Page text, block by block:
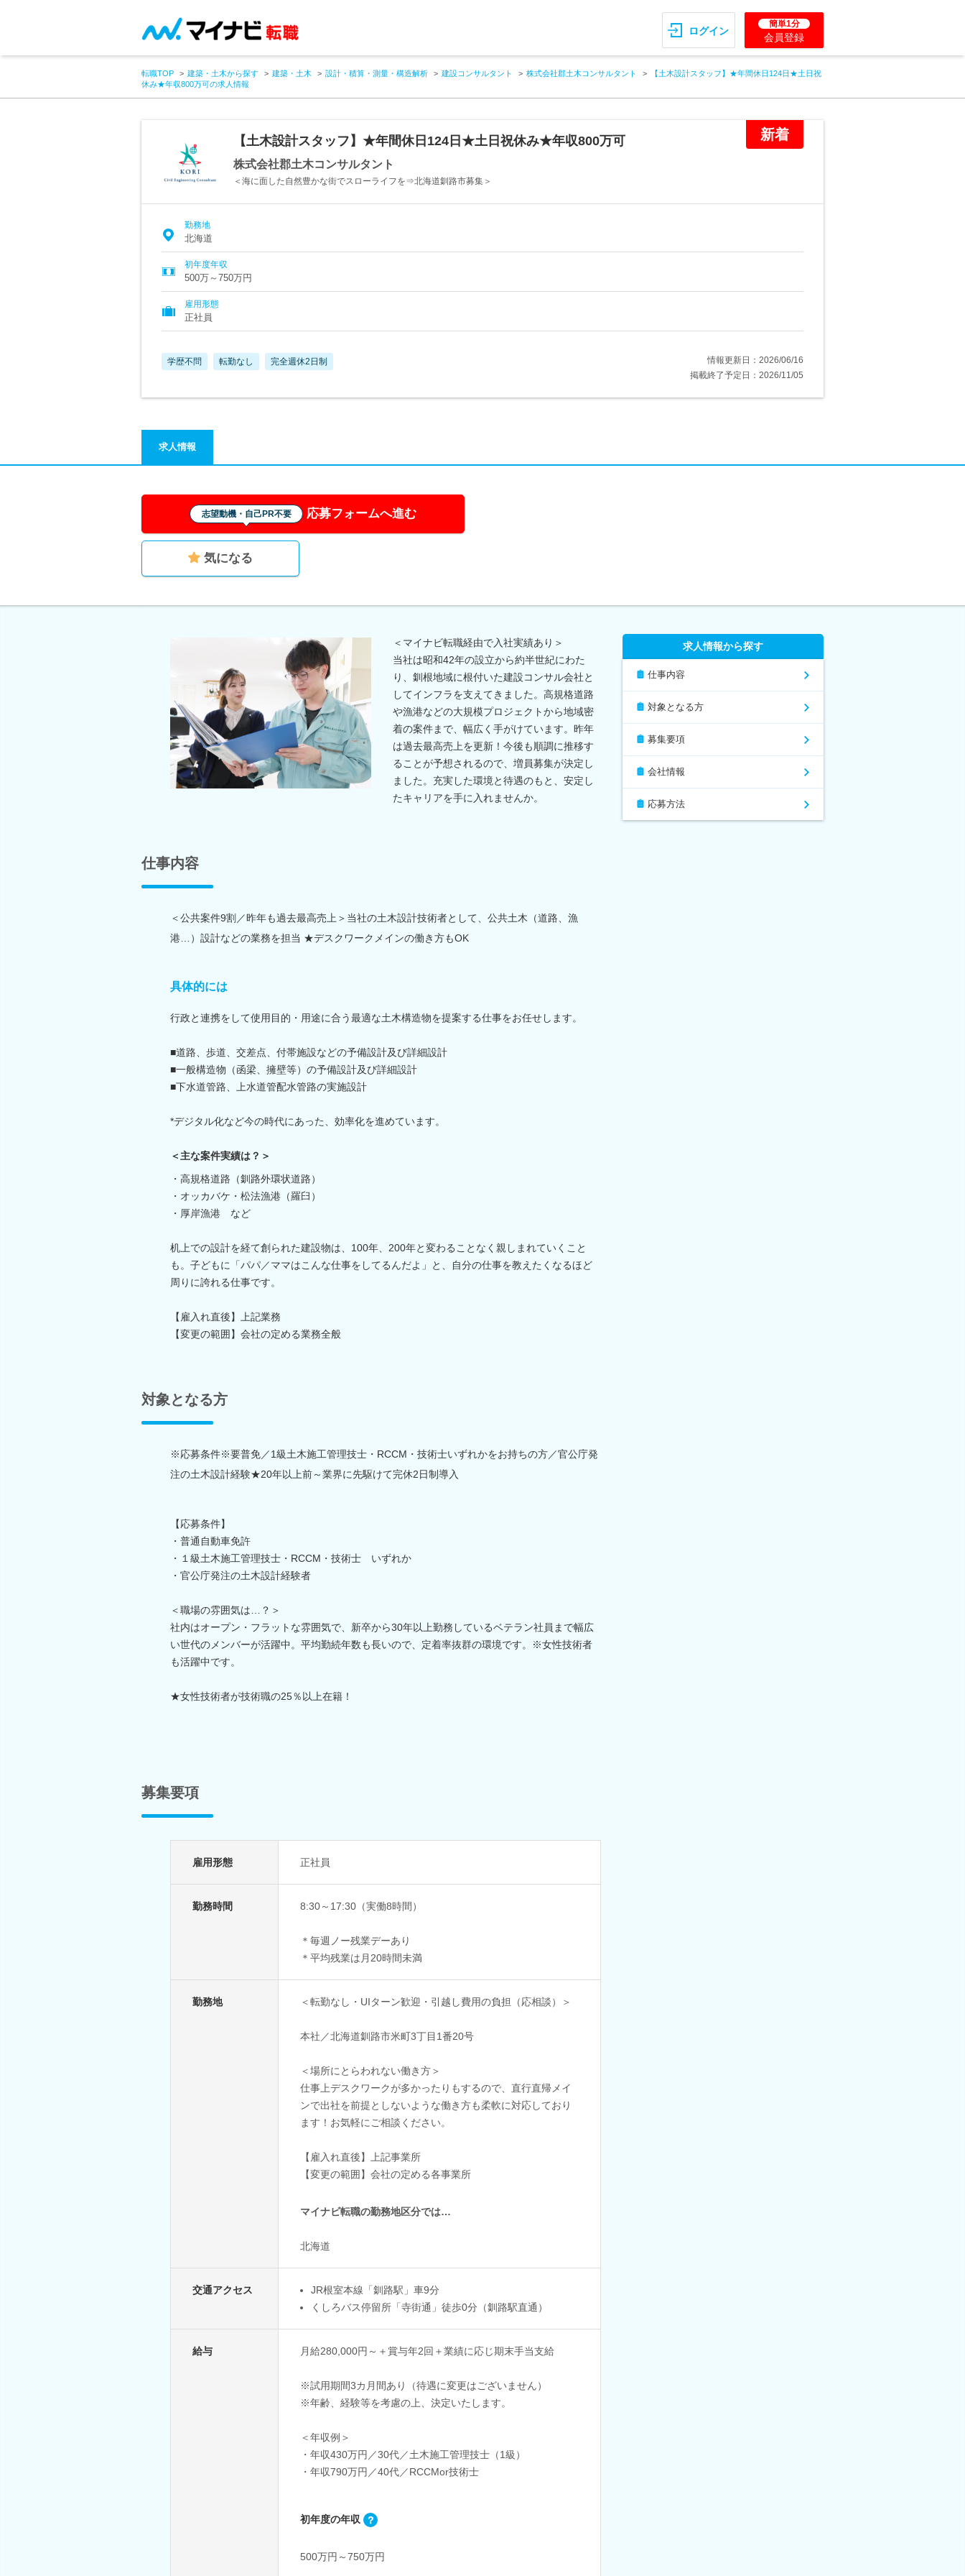
ログイン
簡単1分
会員登録
転職TOP 建築・土木から探す 建築・土木 設計・積算・測量・構造解析 建設コンサルタント 株式会社郡土木コンサルタント
【土木設計スタッフ】★年間休日124日★土日祝
休み★年収800万可の求人情報
新着
【土木設計スタッフ】★年間休日124日★土日祝休み★年収800万可
株式会社郡土木コンサルタント
＜海に面した自然豊かな街でスローライフを⇒北海道釧路市募集＞
勤務地
北海道
初年度年収
500万～750万円
雇用形態
正社員
学歴不問 転勤なし 完全週休2日制
情報更新日：2026/06/16
掲載終了予定日：2026/11/05
求人情報
志望動機・自己PR不要 応募フォームへ進む
気になる
＜マイナビ転職経由で入社実績あり＞
当社は昭和42年の設立から約半世紀にわた
り、釧根地域に根付いた建設コンサル会社と
してインフラを支えてきました。高規格道路
や漁港などの大規模プロジェクトから地域密
着の案件まで、幅広く手がけています。昨年
は過去最高売上を更新！今後も順調に推移す
ることが予想されるので、増員募集が決定し
ました。充実した環境と待遇のもと、安定し
たキャリアを手に入れませんか。
仕事内容
＜公共案件9割／昨年も過去最高売上＞当社の土木設計技術者として、公共土木（道路、漁
港…）設計などの業務を担当 ★デスクワークメインの働き方もOK
具体的には
行政と連携をして使用目的・用途に合う最適な土木構造物を提案する仕事をお任せします。
■道路、歩道、交差点、付帯施設などの予備設計及び詳細設計
■一般構造物（函梁、擁壁等）の予備設計及び詳細設計
■下水道管路、上水道管配水管路の実施設計
*デジタル化など今の時代にあった、効率化を進めています。
＜主な案件実績は？＞
・高規格道路（釧路外環状道路）
・オッカバケ・松法漁港（羅臼）
・厚岸漁港 など
机上での設計を経て創られた建設物は、100年、200年と変わることなく親しまれていくこと
も。子どもに「パパ／ママはこんな仕事をしてるんだよ」と、自分の仕事を教えたくなるほど
周りに誇れる仕事です。
【雇入れ直後】上記業務
【変更の範囲】会社の定める業務全般
対象となる方
※応募条件※要普免／1級土木施工管理技士・RCCM・技術士いずれかをお持ちの方／官公庁発
注の土木設計経験★20年以上前～業界に先駆けて完休2日制導入
【応募条件】
・普通自動車免許
・１級土木施工管理技士・RCCM・技術士 いずれか
・官公庁発注の土木設計経験者
＜職場の雰囲気は…？＞
社内はオープン・フラットな雰囲気で、新卒から30年以上勤務しているベテラン社員まで幅広
い世代のメンバーが活躍中。平均勤続年数も長いので、定着率抜群の環境です。※女性技術者
も活躍中です。
★女性技術者が技術職の25％以上在籍！
募集要項
雇用形態 正社員
勤務時間 8:30～17:30（実働8時間）
＊毎週ノー残業デーあり
＊平均残業は月20時間未満
勤務地 ＜転勤なし・UIターン歓迎・引越し費用の負担（応相談）＞
本社／北海道釧路市米町3丁目1番20号
＜場所にとらわれない働き方＞
仕事上デスクワークが多かったりもするので、直行直帰メイ
ンで出社を前提としないような働き方も柔軟に対応しており
ます！お気軽にご相談ください。
【雇入れ直後】上記事業所
【変更の範囲】会社の定める各事業所
マイナビ転職の勤務地区分では…
北海道
交通アクセス
JR根室本線「釧路駅」車9分
くしろバス停留所「寺街通」徒歩0分（釧路駅直通）
給与 月給280,000円～＋賞与年2回＋業績に応じ期末手当支給
※試用期間3カ月間あり（待遇に変更はございません）
※年齢、経験等を考慮の上、決定いたします。
＜年収例＞
・年収430万円／30代／土木施工管理技士（1級）
・年収790万円／40代／RCCMor技術士
初年度の年収
500万円～750万円
求人情報から探す
仕事内容
対象となる方
募集要項
会社情報
応募方法